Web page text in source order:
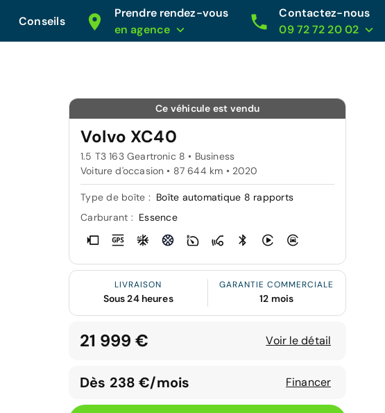
Conseils
Prendre rendez-vous
en agence
Contactez-nous
09 72 72 20 02
Ce véhicule est vendu
Volvo XC40
1.5 T3 163 Geartronic 8 • Business
Voiture d'occasion • 87 644 km • 2020
Type de boîte : Boîte automatique 8 rapports
Carburant : Essence
LIVRAISON
Sous 24 heures
GARANTIE COMMERCIALE
12 mois
21 999 € Voir le détail
Dès 238 €/mois Financer